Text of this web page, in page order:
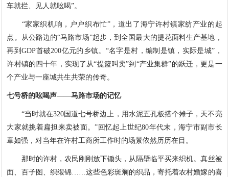
车就拦、见人就吆喝”。
“家家织机响，户户织布忙”，道出了海宁许村镇家纺产业的起
点。从公路边的“马路市场”起步，到全国最大的提花面料生产基地，
再到GDP首破200亿元的乡镇。“名字是村，编制是镇，实际是城”，
许村镇的四十年，实现了从“提篮叫卖”到“产业集群”的跃迁，更是一
个产业与一座城共生共荣的传奇。
七号桥的吆喝声——马路市场的记忆
“当时就在320国道七号桥边上，用水泥五孔板搭个摊子，天不亮
大家就挑着扁担来卖被面。”回忆起上世纪80年代末，海宁市副市长
章如强，对当年在许村工商所工作时的场景依然历历在目。
那时的许村，农民刚刚放下锄头，从隔壁临平买来织机。真丝被
面、百子图、织缎锦……这些色彩斑斓的织品，寄托着农村婚嫁的喜